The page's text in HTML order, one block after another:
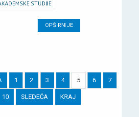
STUDIJE
OPŠIRNIJE
1 2 3 4 5 6 7
10 SLEDEĆA KRAJ